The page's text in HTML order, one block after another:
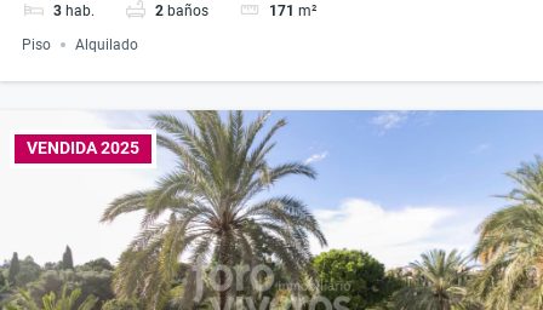
3 hab. 2 baños 171 m²
Piso Alquilado
VENDIDA 2025